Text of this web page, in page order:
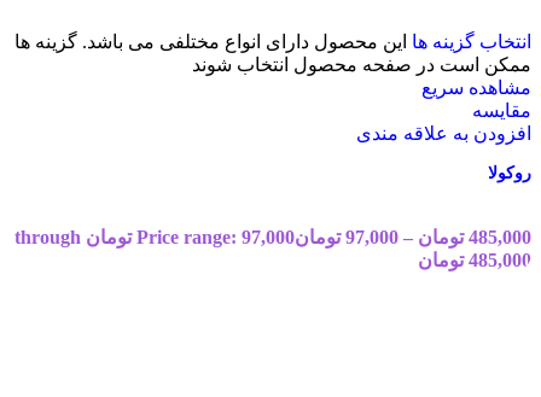
انتخاب گزینه ها این محصول دارای انواع مختلفی می باشد. گزینه ها
ممکن است در صفحه محصول انتخاب شوند
مشاهده سریع
مقایسه
افزودن به علاقه مندی
روکولا
485,000 تومان –
97,000 تومان
Price range: 97,000 تومان through
485,000 تومان